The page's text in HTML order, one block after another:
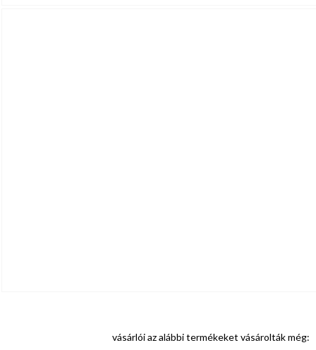
vásárlói az alábbi termékeket vásárolták még: